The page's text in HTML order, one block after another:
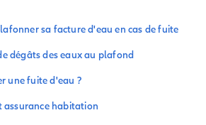
sa facture d'eau en cas de fuite
dégâts des eaux au plafond
une fuite d'eau ?
assurance habitation